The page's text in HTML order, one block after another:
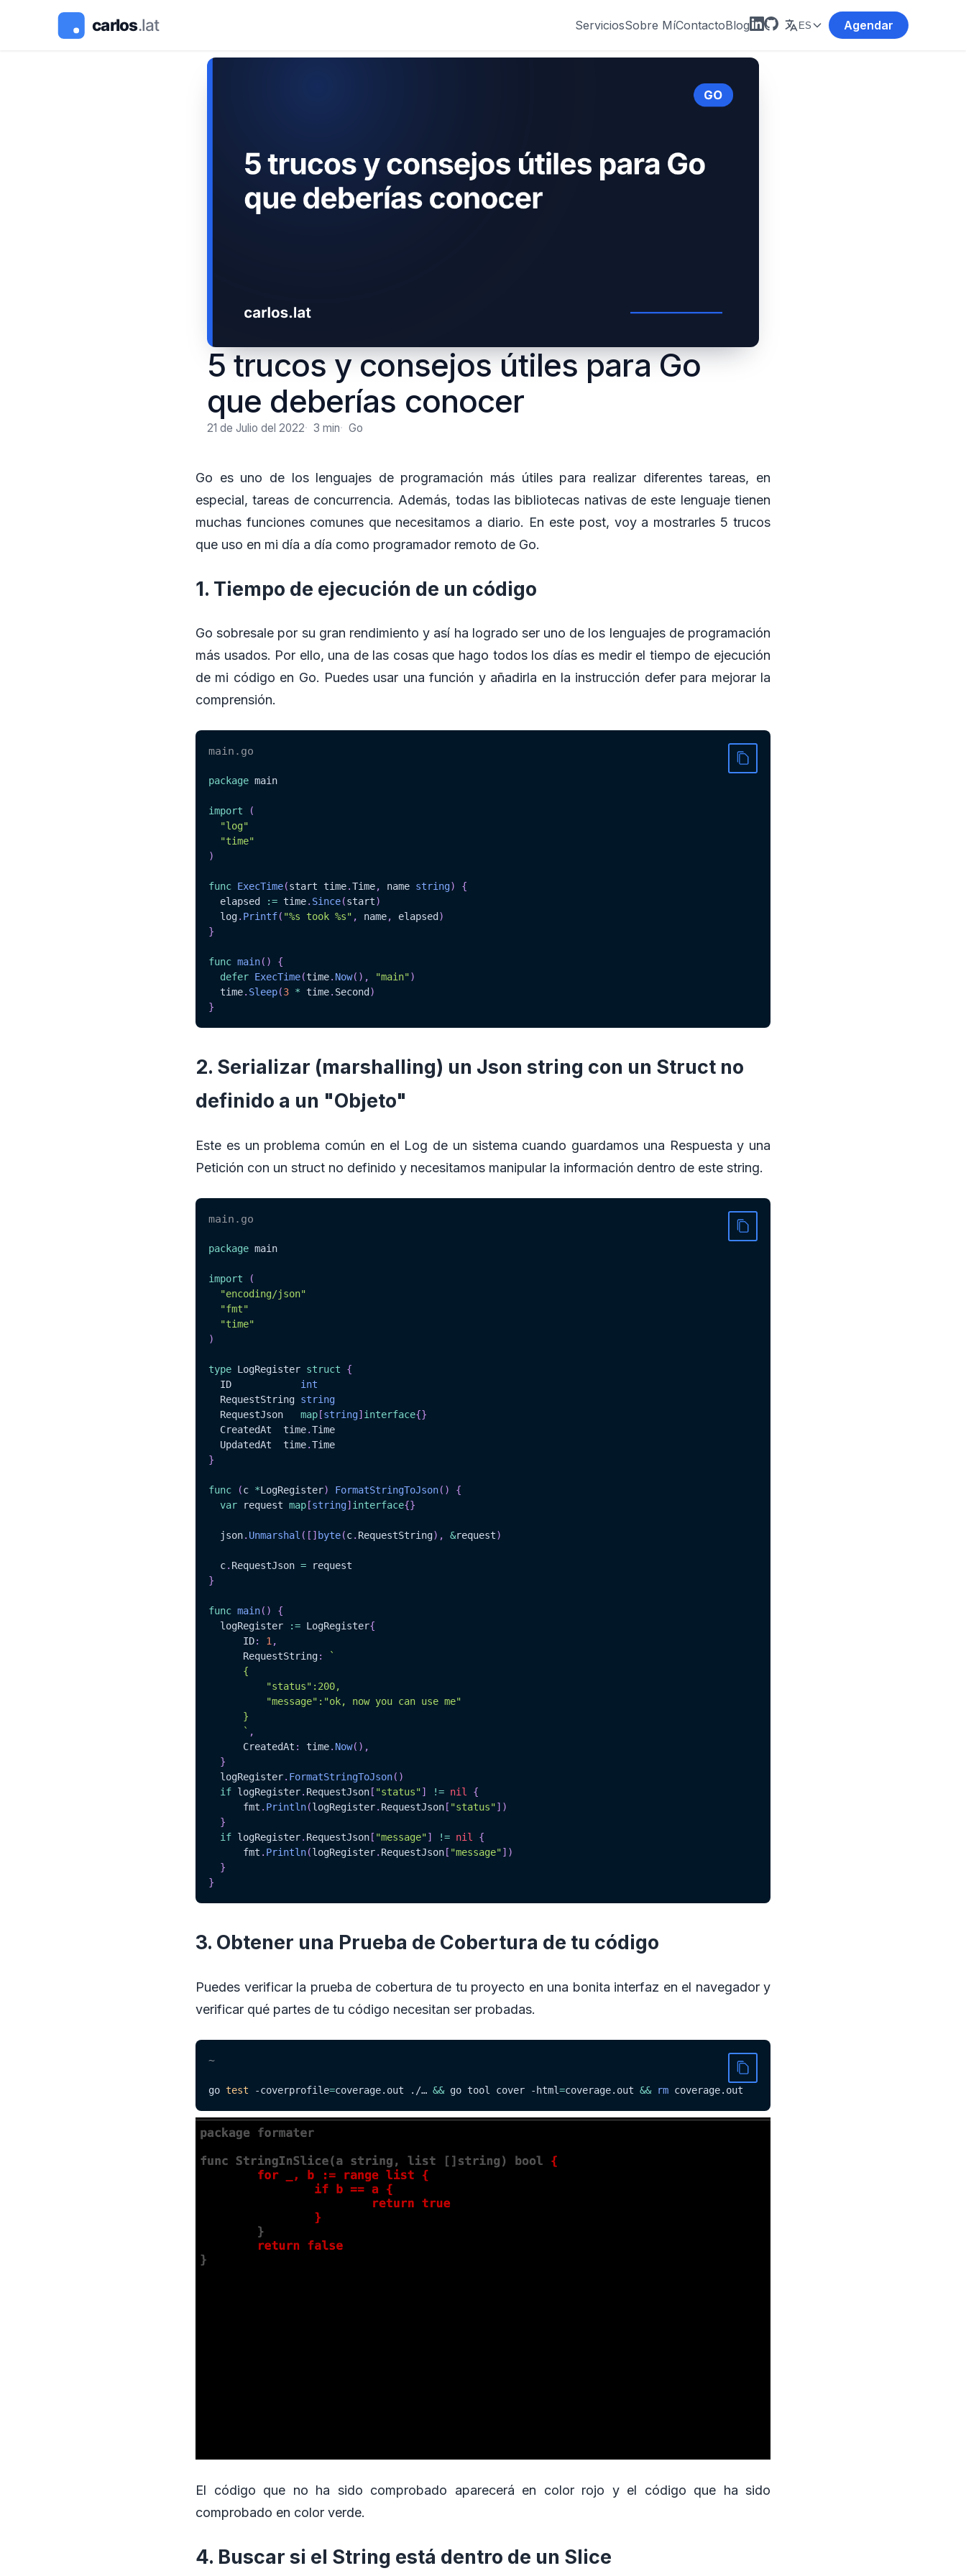
ServiciosSobre MíContactoBlog ES Agendar
5 trucos y consejos útiles para Go
que deberías conocer
21 de Julio del 2022 3 min Go
Go es uno de los lenguajes de programación más útiles para realizar diferentes tareas, en
especial, tareas de concurrencia. Además, todas las bibliotecas nativas de este lenguaje tienen
muchas funciones comunes que necesitamos a diario. En este post, voy a mostrarles 5 trucos
que uso en mi día a día como programador remoto de Go.
1. Tiempo de ejecución de un código
Go sobresale por su gran rendimiento y así ha logrado ser uno de los lenguajes de programación
más usados. Por ello, una de las cosas que hago todos los días es medir el tiempo de ejecución
de mi código en Go. Puedes usar una función y añadirla en la instrucción defer para mejorar la
comprensión.
main.go
package main
import
(
"log"
"time"
)
func ExecTime(start time.Time, name string)
{
  elapsed
:= time. Since(start)
  log
. Printf( "%s took %s" , name, elapsed )
}
func main( )
{
defer ExecTime(time. Now( ) , "main")
  time
. Sleep(3 * time. Second )
}
2. Serializar (marshalling) un Json string con un Struct no
definido a un "Objeto"
Este es un problema común en el Log de un sistema cuando guardamos una Respuesta y una
Petición con un struct no definido y necesitamos manipular la información dentro de este string.
main.go
package main
import
(
"encoding/json"
"fmt"
"time"
)
type LogRegister struct
{
int
  RequestString
string
  RequestJson
map [string] interface{}
  CreatedAt	 time
.Time
  UpdatedAt	 time
.
}
func (c *LogRegister) FormatStringToJson( )
{
var request map [string] interface{}
  json
. Unmarshal ( [ ] byte(c. RequestString) , &request)
  c
. RequestJson =
}
func main( )
{
  logRegister
:= LogRegister{
	  ID
: 1 ,
	  RequestString
:
`
	  `
,
	  CreatedAt
: time. Now( ) ,
}
  logRegister
. FormatStringToJson( )
if logRegister. RequestJson [ "status"] != nil
{
	  fmt
. Println(logRegister. RequestJson [ "status"] )
}
if logRegister. RequestJson [ "message"] != nil
{
	  fmt
. Println(logRegister. RequestJson [ "message"] )
}
}
3. Obtener una Prueba de Cobertura de tu código
Puedes verificar la prueba de cobertura de tu proyecto en una bonita interfaz en el navegador y
verificar qué partes de tu código necesitan ser probadas.
~
go test -coverprofile=coverage.out ./… && go tool cover -html=coverage.out && rm coverage.out
El código que no ha sido comprobado aparecerá en color rojo y el código que ha sido
comprobado en color verde.
4. Buscar si el String está dentro de un Slice